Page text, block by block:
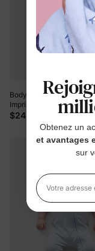
Body en Bambou Bébé
Imprimé Dessin Animé à
Éclair 2 Sens
Longues avec Pieds Bleu
$24.99
Obtenez un
et avantages
sur
Votre
En vous